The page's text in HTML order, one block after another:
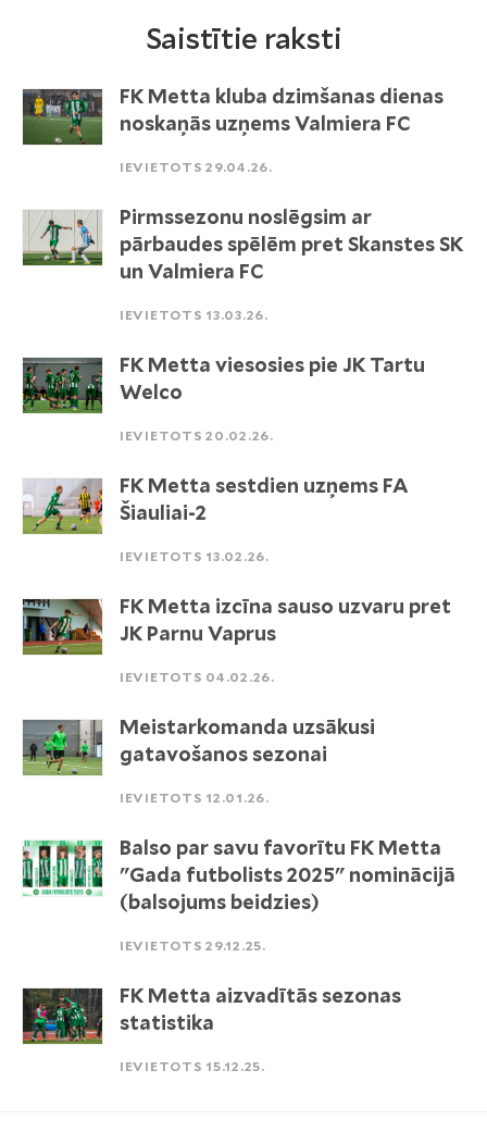
Saistītie raksti
FK Metta kluba dzimšanas dienas
noskaņās uzņems Valmiera FC
IEVIETOTS 29.04.26.
Pirmssezonu noslēgsim ar
pārbaudes spēlēm pret Skanstes SK
un Valmiera FC
IEVIETOTS 13.03.26.
FK Metta viesosies pie JK Tartu
Welco
IEVIETOTS 20.02.26.
FK Metta sestdien uzņems FA
Šiauliai-2
IEVIETOTS 13.02.26.
FK Metta izcīna sauso uzvaru pret
JK Parnu Vaprus
IEVIETOTS 04.02.26.
Meistarkomanda uzsākusi
gatavošanos sezonai
IEVIETOTS 12.01.26.
Balso par savu favorītu FK Metta
"Gada futbolists 2025" nominācijā
(balsojums beidzies)
IEVIETOTS 29.12.25.
FK Metta aizvadītās sezonas
statistika
IEVIETOTS 15.12.25.